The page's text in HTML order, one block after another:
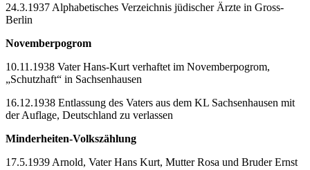
24.3.1937 Alphabetisches Verzeichnis jüdischer Ärzte in Gross-
Berlin
Novemberpogrom
10.11.1938 Vater Hans-Kurt verhaftet im Novemberpogrom,
„Schutzhaft“ in Sachsenhausen
16.12.1938 Entlassung des Vaters aus dem KL Sachsenhausen mit
der Auflage, Deutschland zu verlassen
Minderheiten-Volkszählung
17.5.1939 Arnold, Vater Hans Kurt, Mutter Rosa und Bruder Ernst